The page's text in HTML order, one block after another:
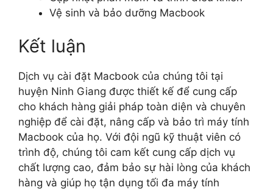
Vệ sinh và bảo dưỡng Macbook
Kết luận
Dịch vụ cài đặt Macbook của chúng tôi tại
huyện Ninh Giang được thiết kế để cung cấp
cho khách hàng giải pháp toàn diện và chuyên
nghiệp để cài đặt, nâng cấp và bảo trì máy tính
Macbook của họ. Với đội ngũ kỹ thuật viên có
trình độ, chúng tôi cam kết cung cấp dịch vụ
chất lượng cao, đảm bảo sự hài lòng của khách
hàng và giúp họ tận dụng tối đa máy tính